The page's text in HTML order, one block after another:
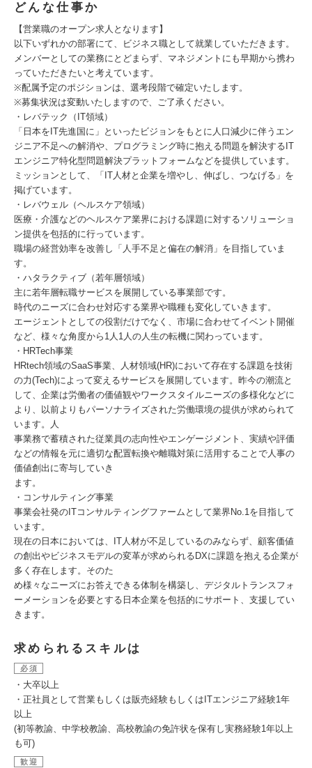
どんな仕事か
【営業職のオープン求人となります】
以下いずれかの部署にて、ビジネス職として就業していただきます。
メンバーとしての業務にとどまらず、マネジメントにも早期から携わ
っていただきたいと考えています。
※配属予定のポジションは、選考段階で確定いたします。
※募集状況は変動いたしますので、ご了承ください。
・レバテック（IT領域）
「日本をIT先進国に」といったビジョンをもとに人口減少に伴うエン
ジニア不足への解消や、プログラミング時に抱える問題を解決するIT
エンジニア特化型問題解決プラットフォームなどを提供しています。
ミッションとして、「IT人材と企業を増やし、伸ばし、つなげる」を
掲げています。
・レバウェル（ヘルスケア領域）
医療・介護などのヘルスケア業界における課題に対するソリューショ
ン提供を包括的に行っています。
職場の経営効率を改善し「人手不足と偏在の解消」を目指していま
す。
・ハタラクティブ（若年層領域）
主に若年層転職サービスを展開している事業部です。
時代のニーズに合わせ対応する業界や職種も変化していきます。
エージェントとしての役割だけでなく、市場に合わせてイベント開催
など、様々な角度から1人1人の人生の転機に関わっています。
・HRTech事業
HRtech領域のSaaS事業、人材領域(HR)において存在する課題を技術
の力(Tech)によって変えるサービスを展開しています。昨今の潮流と
して、企業は労働者の価値観やワークスタイルニーズの多様化などに
より、以前よりもパーソナライズされた労働環境の提供が求められて
います。人
事業務で蓄積された従業員の志向性やエンゲージメント、実績や評価
などの情報を元に適切な配置転換や離職対策に活用することで人事の
価値創出に寄与していき
ます。
・コンサルティング事業
事業会社発のITコンサルティングファームとして業界No.1を目指して
います。
現在の日本においては、IT人材が不足しているのみならず、顧客価値
の創出やビジネスモデルの変革が求められるDXに課題を抱える企業が
多く存在します。そのた
め様々なニーズにお答えできる体制を構築し、デジタルトランスフォ
ーメーションを必要とする日本企業を包括的にサポート、支援してい
きます。
求められるスキルは
必須
・大卒以上
・正社員として営業もしくは販売経験もしくはITエンジニア経験1年
以上
(初等教諭、中学校教諭、高校教諭の免許状を保有し実務経験1年以上
も可)
歓迎